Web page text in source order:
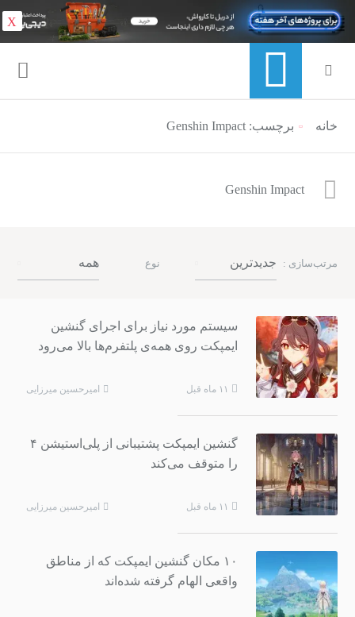
منوی ناوبری خرده نان
خانه برچسب: Genshin Impact
Genshin Impact
مرتب‌سازی : جدیدترین نوع همه
سیستم مورد نیاز برای اجرای گنشین
ایمپکت روی همه‌ی پلتفرم‌ها بالا می‌رود
۱۱ ماه قبل امیرحسین میرزایی
گنشین ایمپکت پشتیبانی از پلی‌استیشن ۴
را متوقف می‌کند
۱۱ ماه قبل امیرحسین میرزایی
۱۰ مکان گنشین ایمپکت که از مناطق
واقعی الهام گرفته شده‌اند
X